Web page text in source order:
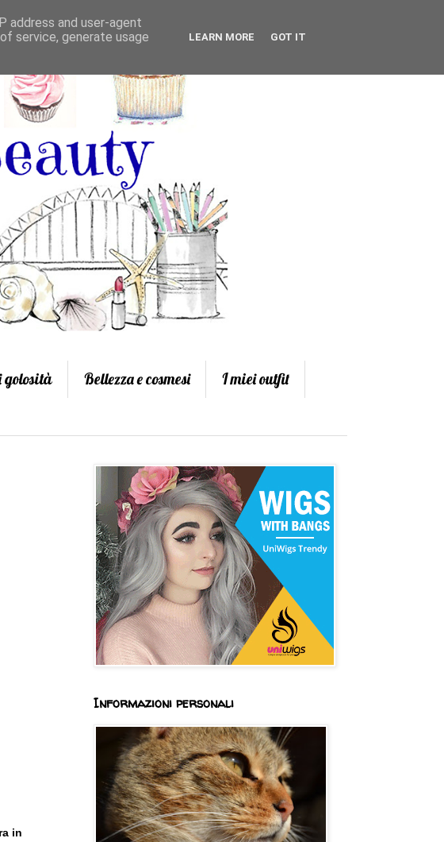
golosità Bellezza e cosmesi
I miei outfit
in
Informazioni personali
address and user-agent
service, generate usage
LEARN MORE GOT IT